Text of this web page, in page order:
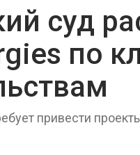
суд
по
привести